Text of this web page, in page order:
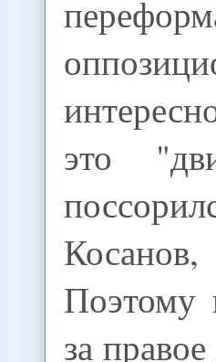
это
Поэтому
за